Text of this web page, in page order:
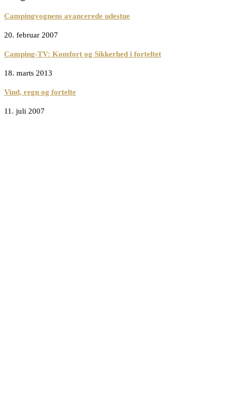
Campingvognens avancerede udestue
20. februar 2007
Camping-TV: Komfort og Sikkerhed i forteltet
18. marts 2013
Vind, regn og fortelte
11. juli 2007